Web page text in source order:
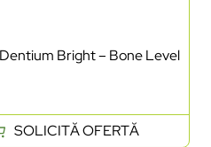
Bright – Bone Level
SOLICITĂ OFERTĂ